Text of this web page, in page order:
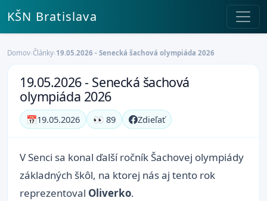
KŠN Bratislava
Domov›Články›19.05.2026 - Senecká šachová olympiáda 2026
19.05.2026 - Senecká šachová
olympiáda 2026
📅19.05.2026 👀 89 Zdieľať
V Senci sa konal ďalší ročník Šachovej olympiády
základných škôl, na ktorej nás aj tento rok
reprezentoval Oliverko.